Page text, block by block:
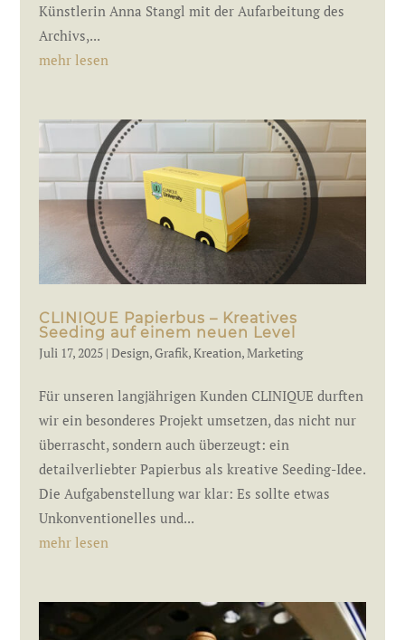
Künstlerin Anna Stangl mit der Aufarbeitung des
Archivs,...
mehr lesen
CLINIQUE Papierbus – Kreatives
Seeding auf einem neuen Level
Juli 17, 2025| Design,Grafik,Kreation,Marketing
Für unseren langjährigen Kunden CLINIQUE durften
wir ein besonderes Projekt umsetzen, das nicht nur
überrascht, sondern auch überzeugt: ein
detailverliebter Papierbus als kreative Seeding-Idee.
Die Aufgabenstellung war klar: Es sollte etwas
Unkonventionelles und...
mehr lesen